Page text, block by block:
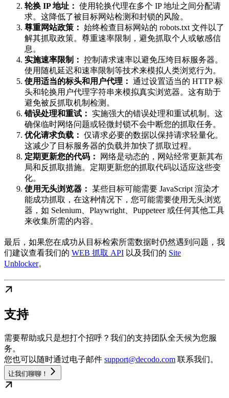
轮换 IP 地址： 使用轮换代理在多个 IP 地址之间分配请
求。这降低了被目标网站检测和封锁的风险。
尊重网站政策： 始终检查目标网站的 robots.txt 文件以了
解其抓取政策。尊重速率限制，避免抓取个人或敏感信
息。
实施速率限制： 控制请求速率以避免压垮目标服务器。
使用随机延迟和速率限制等技术来模拟人类浏览行为。
使用适当的标头和用户代理： 通过设置适当的 HTTP 标
头和轮换用户代理字符串来模拟真实浏览器。这有助于
避免被反抓取机制检测。
错误处理和重试：
实施强大的错误处理和重试机制。这
确保临时网络问题或轻微封锁不会中断您的抓取任务。
优化请求负载： 仅请求必要的数据以保持请求轻量化。
这减少了目标服务器的负载并加快了抓取过程。
定期更新您的代码：
网络是动态的，网站经常更新其布
局和反抓取措施。定期更新您的抓取代码以适应这些变
化。
使用无头浏览器： 某些目标可能需要 JavaScript 渲染才
能成功抓取，在这种情况下，您可能需要使用无头浏览
器，如 Selenium、Playwright、Puppeteer 或任何其他工具
来收集所需的内容。
最后，如果您在成功从目标检索所需数据时仍然遇到问题，我
们建议查看我们的 WEB 抓取 API 以及我们的 Site
Unblocker。
支持
需要帮助或只是想打个招呼？我们的支持团队全天候为您服
务。
您也可以随时通过电子邮件 support@decodo.com 联系我们。
让我们聊聊！